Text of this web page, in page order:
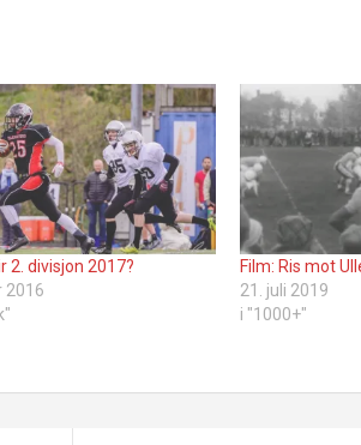
2. divisjon 2017?
2016
Film: Ris mot
21. juli 2019
i "1000+"